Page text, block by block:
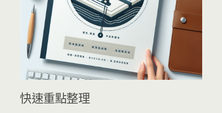
快速重點整理